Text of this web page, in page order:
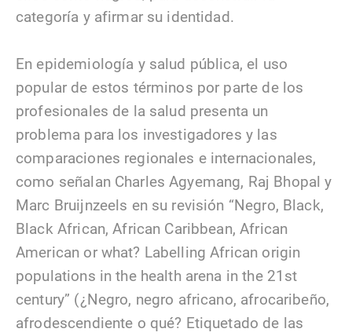
categoría y afirmar su identidad.
En epidemiología y salud pública, el uso
popular de estos términos por parte de los
profesionales de la salud presenta un
problema para los investigadores y las
comparaciones regionales e internacionales,
como señalan Charles Agyemang, Raj Bhopal y
Marc Bruijnzeels en su revisión “Negro, Black,
Black African, African Caribbean, African
American or what? Labelling African origin
populations in the health arena in the 21st
century” (¿Negro, negro africano, afrocaribeño,
afrodescendiente o qué? Etiquetado de las